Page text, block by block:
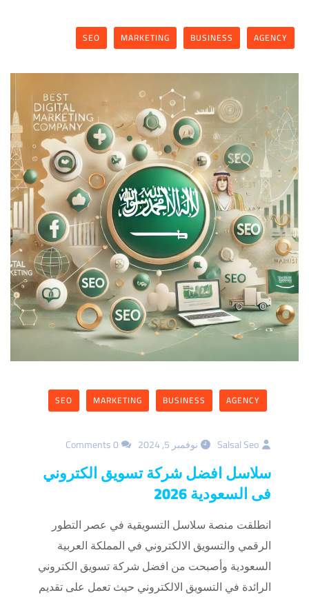
AGENCY
BUSINESS
MARKETING
SEO
AGENCY
BUSINESS
MARKETING
SEO
Salsal Seo نوفمبر 5, 2024 0 Comments
سلاسل افضل شركة تسويق الكتروني
فى السعودية 2026
انطلقت منصة سلاسل التسويقية في عصر التطور
الرقمي والتسويق الالكتروني في المملكة العربية
السعودية وأصبحت من افضل شركة تسويق الكتروني
الرائدة في التسويق الالكتروني حيث تعمل على تقديم